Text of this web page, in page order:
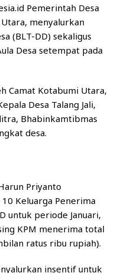
Pemerintah Desa
menyalurkan
(BLT-DD) sekaligus
Desa setempat pada
Camat Kotabumi Utara,
Desa Talang Jali,
Bhabinkamtibmas
desa.
Priyanto
Keluarga Penerima
untuk periode Januari,
KPM menerima total
ratus ribu rupiah).
insentif untuk